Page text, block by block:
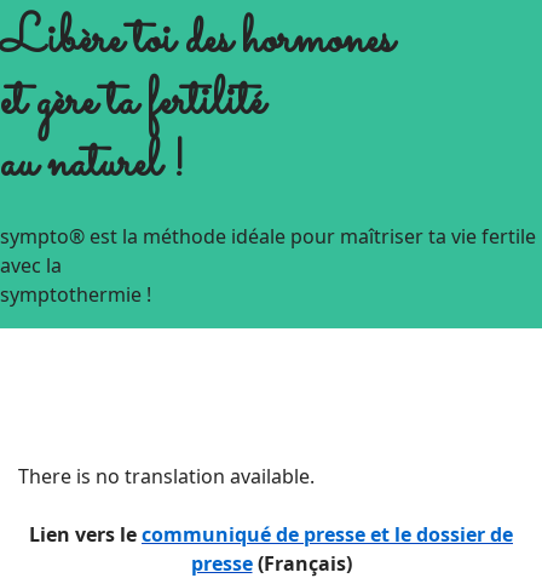
Libère toi des hormones
et gère ta fertilité
au naturel !
sympto® est la méthode idéale pour maîtriser ta vie fertile
avec la
symptothermie !
There is no translation available.
Lien vers lecommuniqué de presse et le dossier de
presse (Français)